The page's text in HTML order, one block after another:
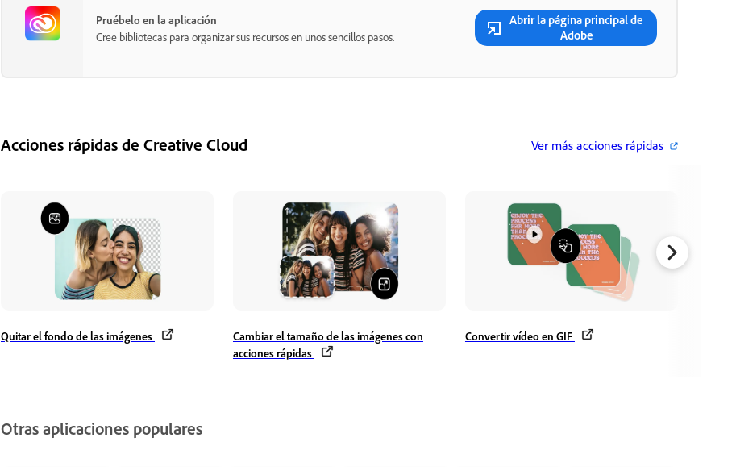
Pruébelo en la aplicación
Cree bibliotecas para organizar sus recursos en unos sencillos pasos.
Abrir la página principal de
Adobe
Acciones rápidas de Creative Cloud Ver más acciones rápidas
Quitar el fondo de las imágenes
Cambiar el tamaño de las imágenes con
acciones rápidas
Convertir vídeo en GIF
Otras aplicaciones populares